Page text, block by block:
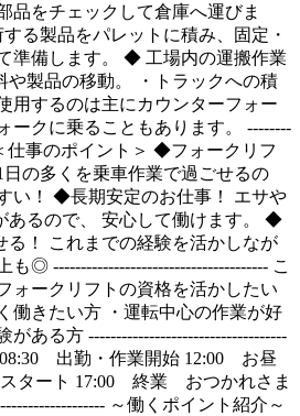
品をチェックして倉庫へ運びま
る製品をパレットに積み、固定・
準備します。 ◆ 工場内の運搬作業
や製品の移動。 ・トラックへの積
用するのは主にカウンターフォー
クに乗ることもあります。 --------
仕事のポイント＞ ◆フォークリフ
日の多くを乗車作業で過ごせるの
い！ ◆長期安定のお仕事！ エサや
あるので、 安心して働けます。 ◆
る！ これまでの経験を活かしなが
も◎ --------------------------------------- こ
ォークリフトの資格を活かしたい
働きたい方 ・運転中心の作業が好
がある方 ------------------------------------
出勤・作業開始 12:00 お昼
タート 17:00 終業 おつかれさま
～働くポイント紹介～